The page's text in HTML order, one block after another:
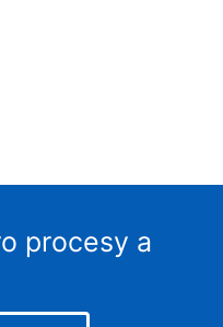
procesy a